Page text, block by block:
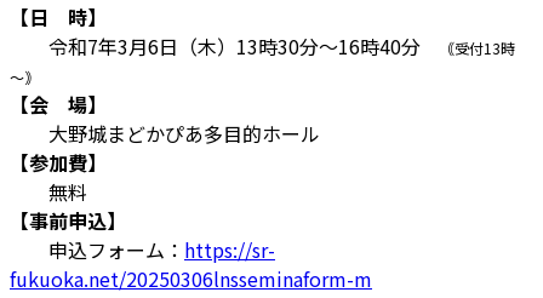
【日 時】
令和7年3月6日（木）13時30分～16時40分
｟受付13時
～｠
【会 場】
大野城まどかぴあ多目的ホール
【参加費】
無料
【事前申込】
申込フォーム： https://sr-
fukuoka.net/20250306lnsseminaform-m